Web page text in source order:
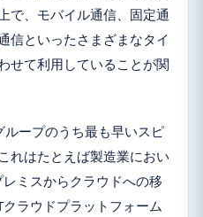
で、モバイル通信、固定通
信といったさまざまなタイ
せて利用していることが関
ープのうち最も早いスピ
れはたとえば製造業におい
ミスからクラウドへの移
ラウドプラットフォーム